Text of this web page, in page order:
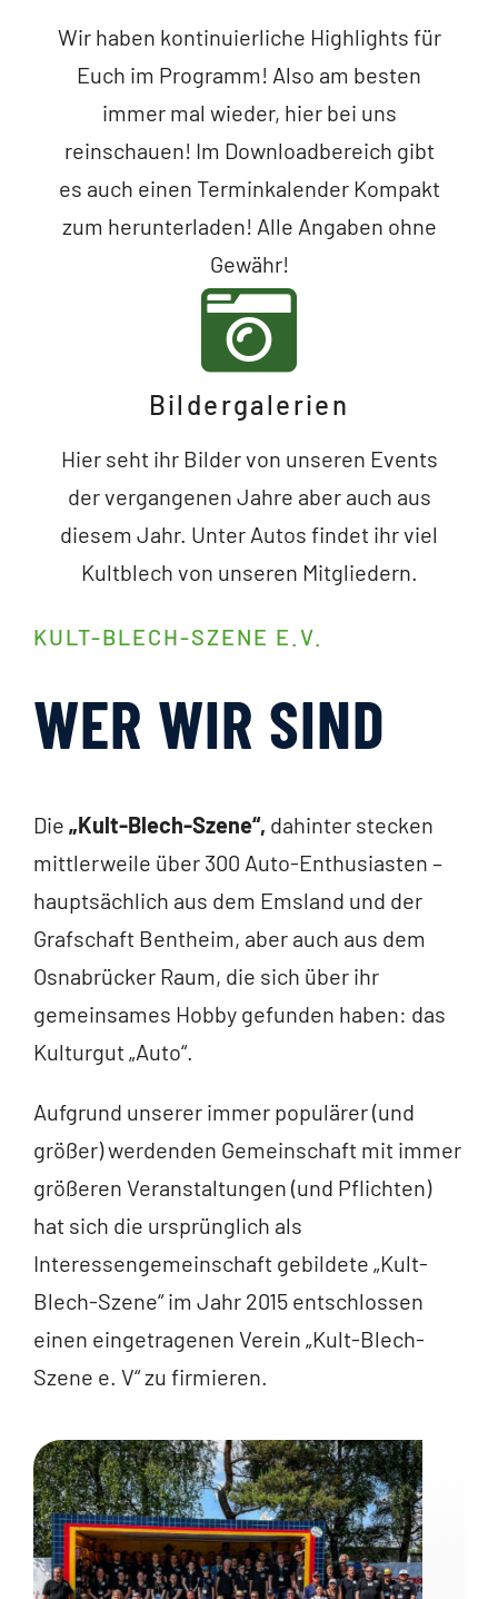
Wir haben kontinuierliche Highlights für
Euch im Programm! Also am besten
immer mal wieder, hier bei uns
reinschauen! Im Downloadbereich gibt
es auch einen Terminkalender Kompakt
zum herunterladen! Alle Angaben ohne
Gewähr!
Bildergalerien
Hier seht ihr Bilder von unseren Events
der vergangenen Jahre aber auch aus
diesem Jahr. Unter Autos findet ihr viel
Kultblech von unseren Mitgliedern.
KULT-BLECH-SZENE E.V.
WER WIR SIND
Die „Kult-Blech-Szene“, dahinter stecken
mittlerweile über 300 Auto-Enthusiasten –
hauptsächlich aus dem Emsland und der
Grafschaft Bentheim, aber auch aus dem
Osnabrücker Raum, die sich über ihr
gemeinsames Hobby gefunden haben: das
Kulturgut „Auto“.
Aufgrund unserer immer populärer (und
größer) werdenden Gemeinschaft mit immer
größeren Veranstaltungen (und Pflichten)
hat sich die ursprünglich als
Interessengemeinschaft gebildete „Kult-
Blech-Szene“ im Jahr 2015 entschlossen
einen eingetragenen Verein „Kult-Blech-
Szene e. V“ zu firmieren.